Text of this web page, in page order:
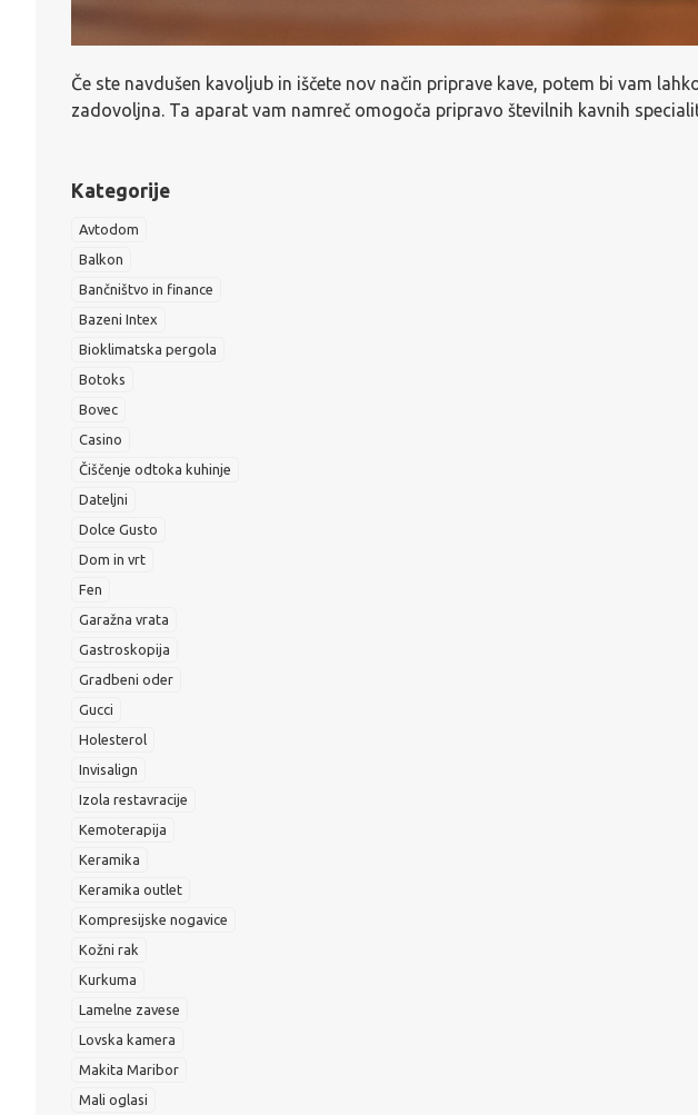
Če ste navdušen kavoljub in iščete nov način priprave kave, potem bi vam
zadovoljna. Ta aparat vam namreč omogoča pripravo številnih kavnih
Kategorije
Avtodom
Balkon
Bančništvo in finance
Bazeni Intex
Bioklimatska pergola
Botoks
Bovec
Casino
Čiščenje odtoka kuhinje
Dateljni
Dolce Gusto
Dom in vrt
Fen
Garažna vrata
Gastroskopija
Gradbeni oder
Gucci
Holesterol
Invisalign
Izola restavracije
Kemoterapija
Keramika
Keramika outlet
Kompresijske nogavice
Kožni rak
Kurkuma
Lamelne zavese
Lovska kamera
Makita Maribor
Mali oglasi